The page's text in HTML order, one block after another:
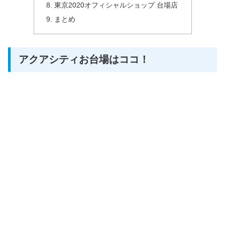
東京2020オフィシャルショップ 台場店
まとめ
アクアシティお台場はココ！